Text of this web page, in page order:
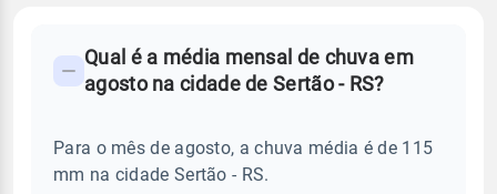
Perguntas
sobre
chuva
Qual é a média mensal de chuva em
agosto na cidade de Sertão - RS?
Para o mês de agosto, a chuva média é de 115
mm na cidade Sertão - RS.